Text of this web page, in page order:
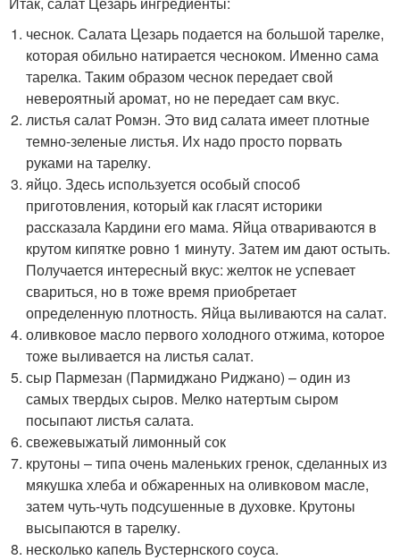
чеснок. Салата Цезарь подается на большой тарелке,
которая обильно натирается чесноком. Именно сама
тарелка. Таким образом чеснок передает свой
невероятный аромат, но не передает сам вкус.
листья салат Ромэн. Это вид салата имеет плотные
темно-зеленые листья. Их надо просто порвать
руками на тарелку.
яйцо. Здесь используется особый способ
приготовления, который как гласят историки
рассказала Кардини его мама. Яйца отвариваются в
крутом кипятке ровно 1 минуту. Затем им дают остыть.
Получается интересный вкус: желток не успевает
свариться, но в тоже время приобретает
определенную плотность. Яйца выливаются на салат.
оливковое масло первого холодного отжима, которое
тоже выливается на листья салат.
сыр Пармезан (Пармиджано Риджано) – один из
самых твердых сыров. Мелко натертым сыром
посыпают листья салата.
свежевыжатый лимонный сок
крутоны – типа очень маленьких гренок, сделанных из
мякушка хлеба и обжаренных на оливковом масле,
затем чуть-чуть подсушенные в духовке. Крутоны
высыпаются в тарелку.
несколько капель Вустернского соуса.